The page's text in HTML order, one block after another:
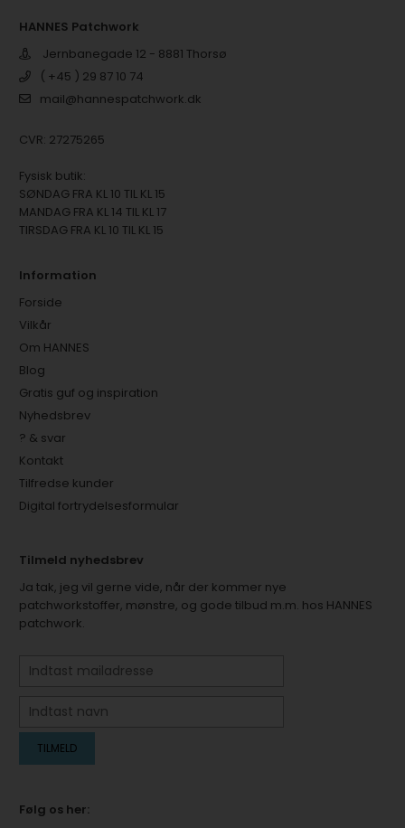
HANNES Patchwork
Jernbanegade 12 - 8881 Thorsø
( +45 ) 29 87 10 74
mail@hannespatchwork.dk
CVR: 27275265
Fysisk butik:
SØNDAG FRA KL 10 TIL KL 15
MANDAG FRA KL 14 TIL KL 17
TIRSDAG FRA KL 10 TIL KL 15
Information
Forside
Vilkår
Om HANNES
Blog
Gratis guf og inspiration
Nyhedsbrev
? & svar
Kontakt
Tilfredse kunder
Digital fortrydelsesformular
Tilmeld nyhedsbrev
Ja tak, jeg vil gerne vide, når der kommer nye
patchworkstoffer, mønstre, og gode tilbud m.m. hos HANNES
patchwork.
Følg os her: